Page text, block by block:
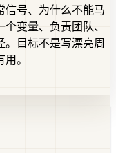
信号、为什么不能马
变量、负责团队、
。目标不是写漂亮周
。